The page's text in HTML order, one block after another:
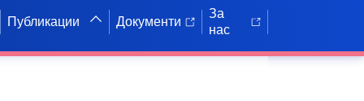
Публикации Документи
За
нас